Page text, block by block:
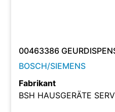
00463386
BOSCH/SIEMENS
Fabrikant
BSH HAUSGERÄTE